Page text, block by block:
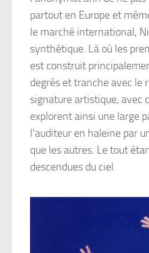
partout en Europe et
le marché international,
synthétique. Là où les
est construit
degrés et tranche avec le
signature artistique, avec
explorent ainsi une large
l’auditeur en haleine par
que les autres. Le tout
descendues du ciel.